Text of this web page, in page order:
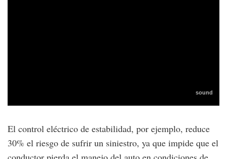
El control eléctrico de estabilidad, por ejemplo, reduce
30% el riesgo de sufrir un siniestro, ya que impide que el